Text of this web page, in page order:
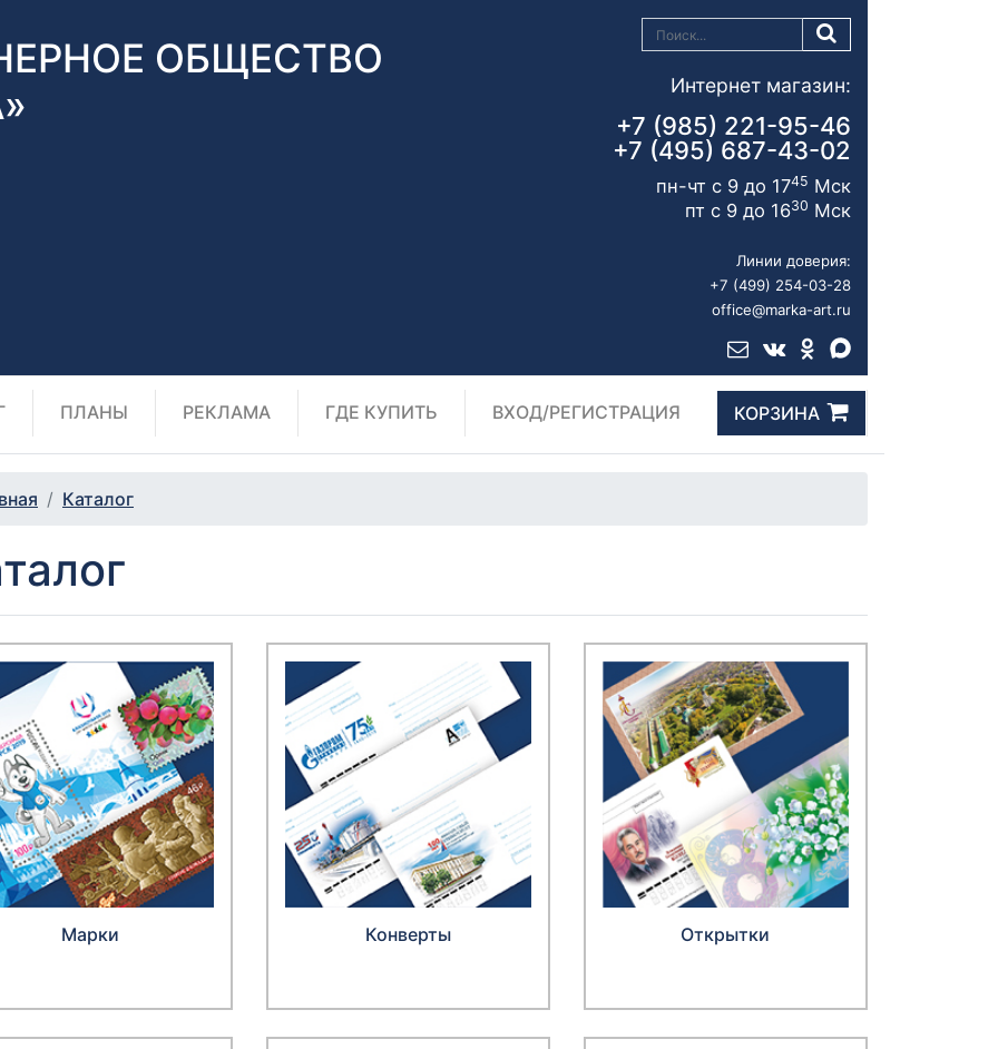
ОБЩЕСТВО
Интернет магазин:
+7 (985) 221-95-46
+7 (495) 687-43-02
пн-чт с 9 до 1745 Мск
пт с 9 до 1630 Мск
Линии доверия:
+7 (499) 254-03-28
office@marka-art.ru
ПЛАНЫ РЕКЛАМА ГДЕ КУПИТЬ ВХОД/РЕГИСТРАЦИЯ КОРЗИНА
Каталог
Марки Конверты Открытки